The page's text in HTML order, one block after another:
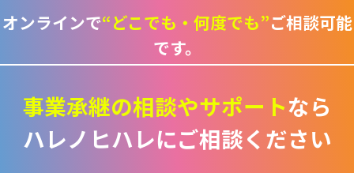
オンラインで“どこでも・何度でも”ご相談可能
です。
事業承継の相談やサポートなら
ハレノヒハレにご相談ください